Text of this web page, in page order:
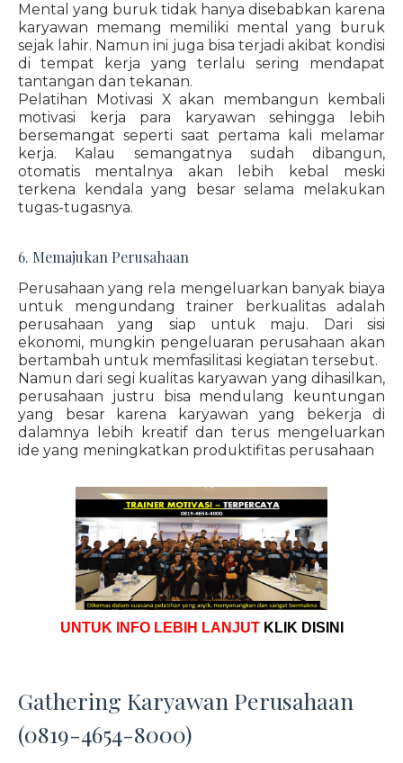
Mental yang buruk tidak hanya disebabkan karena
karyawan memang memiliki mental yang buruk
sejak lahir. Namun ini juga bisa terjadi akibat kondisi
di tempat kerja yang terlalu sering mendapat
tantangan dan tekanan.
Pelatihan Motivasi X akan membangun kembali
motivasi kerja para karyawan sehingga lebih
bersemangat seperti saat pertama kali melamar
kerja. Kalau semangatnya sudah dibangun,
otomatis mentalnya akan lebih kebal meski
terkena kendala yang besar selama melakukan
tugas-tugasnya.
6. Memajukan Perusahaan
Perusahaan yang rela mengeluarkan banyak biaya
untuk mengundang trainer berkualitas adalah
perusahaan yang siap untuk maju. Dari sisi
ekonomi, mungkin pengeluaran perusahaan akan
bertambah untuk memfasilitasi kegiatan tersebut.
Namun dari segi kualitas karyawan yang dihasilkan,
perusahaan justru bisa mendulang keuntungan
yang besar karena karyawan yang bekerja di
dalamnya lebih kreatif dan terus mengeluarkan
ide yang meningkatkan produktifitas perusahaan
UNTUK INFO LEBIH LANJUT KLIK DISINI
Gathering Karyawan Perusahaan
(0819-4654-8000)